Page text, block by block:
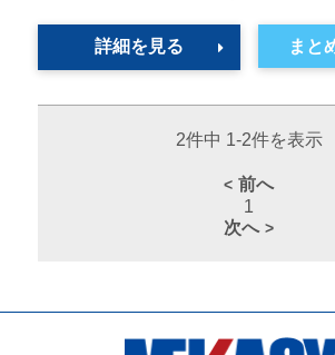
詳細を見る
2件中 1-2件を表示
前へ
1
次へ